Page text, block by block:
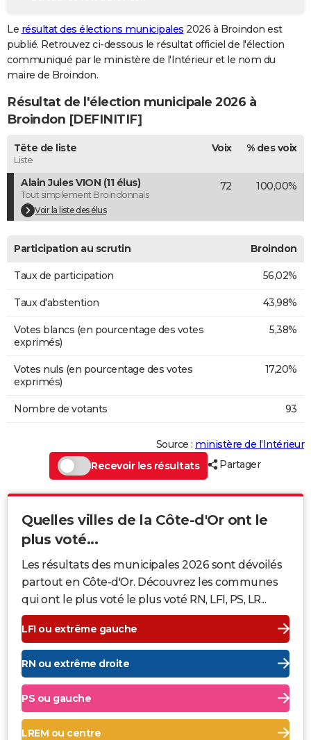
GUIDES D'ACHAT
BONS PLANS
CARTE DE VOEUX
Carte de Noël
Carte Bonne année
Carte Saint-Valentin
Carte Pâques
Carte d'anniversaire
DICTIONNAIRE
Dictionnaire
Biographies
Citations
Expressions
Proverbes
PROGRAMME TV
COPAINS D'AVANT
S'inscrire
Se connecter
Lycées
Collèges
Primaires
Universités
Entreprises
Service militaire
Avis de recherche
AVIS DE DÉCÈS
FORUM
Le résultat des élections municipales 2026 à Broindon est
publié. Retrouvez ci-dessous le résultat officiel de l'élection
communiqué par le ministère de l'Intérieur et le nom du
maire de Broindon.
Résultat de l'élection municipale 2026 à
Broindon [DEFINITIF]
Tête de liste
Liste
Voix % des voix
Alain Jules VION (11 élus)
Tout simplement Broindonnais
Voir la liste des élus
72 100,00%
Participation au scrutin Broindon
Taux de participation 56,02%
Taux d'abstention 43,98%
Votes blancs (en pourcentage des votes
exprimés)
5,38%
Votes nuls (en pourcentage des votes
exprimés)
17,20%
Nombre de votants 93
Source : ministère de l’Intérieur
Recevoir les résultats
Partager
Quelles villes de la Côte-d'Or ont le
plus voté...
Les résultats des municipales 2026 sont dévoilés
partout en Côte-d'Or. Découvrez les communes
qui ont le plus voté le plus voté RN, LFI, PS, LR...
LFI ou extrême gauche
RN ou extrême droite
PS ou gauche
LREM ou centre